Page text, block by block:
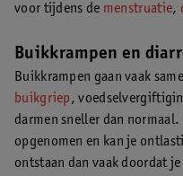
voor tijdens de menstruatie,
Buikkrampen en
Buikkrampen gaan vaak
buikgriep,
darmen sneller dan
opgenomen en kan je
ontstaan dan vaak doordat